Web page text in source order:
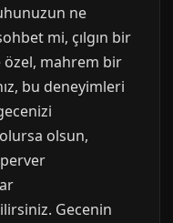
ne
mi, çılgın bir
özel, mahrem bir
bu deneyimleri
olsun,
Gecenin